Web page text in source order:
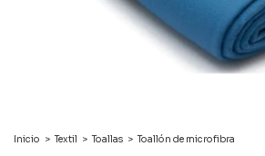
Inicio > Textil > Toallas > Toallón de microfibra